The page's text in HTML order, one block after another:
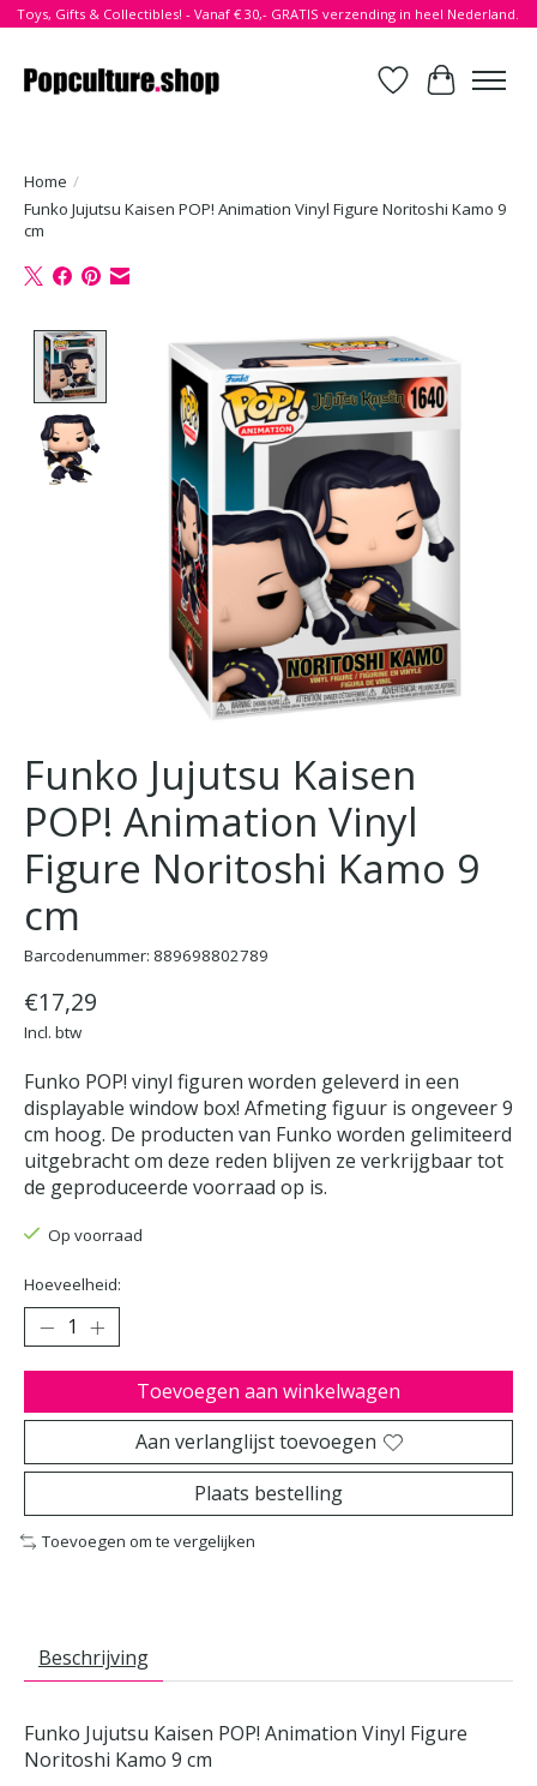
Toys, Gifts & Collectibles! - Vanaf € 30,- GRATIS verzending in heel Nederland.
Verlanglijst
Home /
Funko Jujutsu Kaisen POP! Animation Vinyl Figure Noritoshi Kamo 9
cm
Product image slideshow Items
Funko Jujutsu Kaisen
POP! Animation Vinyl
Figure Noritoshi Kamo 9
cm
Barcodenummer: 889698802789
€17,29
Incl. btw
Funko POP! vinyl figuren worden geleverd in een
displayable window box! Afmeting figuur is ongeveer 9
cm hoog. De producten van Funko worden gelimiteerd
uitgebracht om deze reden blijven ze verkrijgbaar tot
de geproduceerde voorraad op is.
Op voorraad
Hoeveelheid:
Toevoegen aan winkelwagen
Aan verlanglijst toevoegen
Plaats bestelling
Toevoegen om te vergelijken
Beschrijving
Funko Jujutsu Kaisen POP! Animation Vinyl Figure
Noritoshi Kamo 9 cm